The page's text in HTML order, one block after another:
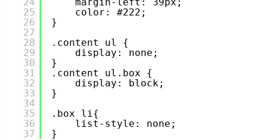
25
26
27
28
29
30
31
32
33
34
35
36
37
color: #222;
}
.content ul {
display: none;
}
.content ul.box {
display: block;
}
.box li{
list-style: none;
}